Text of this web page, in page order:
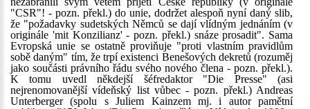
"CSR"! - pozn. překl.) do unie, dodržet alespoň nyní daný slib,
že "požadavky sudetských Němců se dají vlídným jednáním (v
originále 'mit Konzilianz' - pozn. překl.) snáze prosadit". Sama
Evropská unie se ostatně proviňuje "proti vlastním pravidlům
sobě daným" tím, že trpí existenci Benešových dekretů (rozuměj
jako součásti právního řádu svého nového člena - pozn. překl.).
K tomu uvedl někdejší šéfredaktor "Die Presse" (asi
nejrenomovanější vídeňský list vůbec - pozn. překl.) Andreas
Unterberger (spolu s Juliem Kainzem mj. i autor pamětní